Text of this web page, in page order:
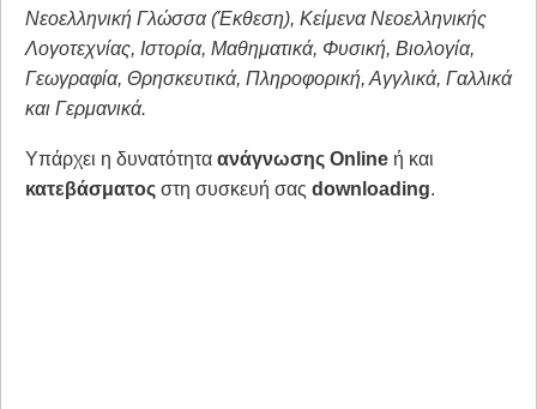
Νεοελληνική Γλώσσα (Έκθεση), Κείμενα Νεοελληνικής
Λογοτεχνίας, Ιστορία, Μαθηματικά, Φυσική, Βιολογία,
Γεωγραφία, Θρησκευτικά, Πληροφορική, Αγγλικά, Γαλλικά
και Γερμανικά.
Υπάρχει η δυνατότητα ανάγνωσης Online ή και
κατεβάσματος στη συσκευή σας downloading.